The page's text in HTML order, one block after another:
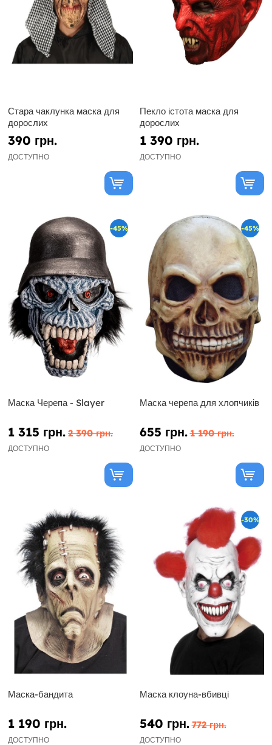
Стара чаклунка маска для
дорослих
390 грн.
ДОСТУПНО
Пекло істота маска для
дорослих
1 390 грн.
ДОСТУПНО
-45%
Маска Черепа - Slayer
1 315 грн. 2 390 грн.
ДОСТУПНО
-45%
Маска черепа для хлопчиків
655 грн. 1 190 грн.
ДОСТУПНО
Маска-бандита
1 190 грн.
ДОСТУПНО
-30%
Маска клоуна-вбивці
540 грн. 772 грн.
ДОСТУПНО